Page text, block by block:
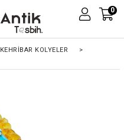
0
KEHRİBAR KOLYELER
>